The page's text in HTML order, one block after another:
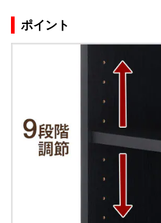
ポイント